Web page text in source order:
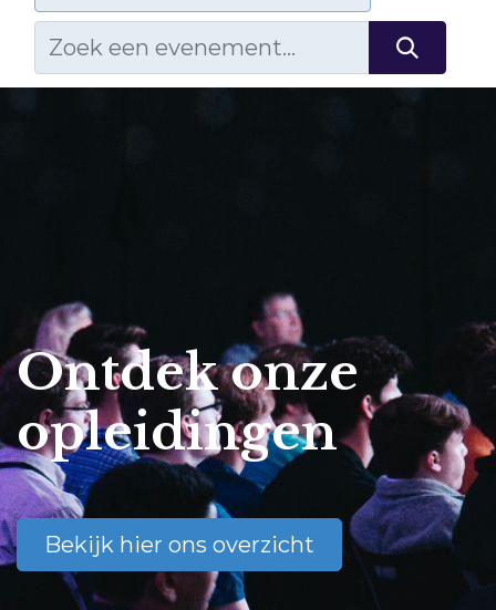
Ontdek onze
opleidingen
Bekijk hier ons overzicht